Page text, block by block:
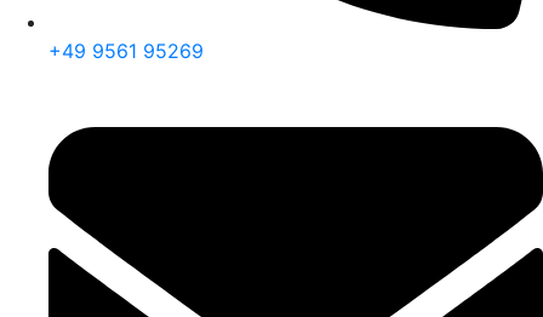
+49 9561 95269